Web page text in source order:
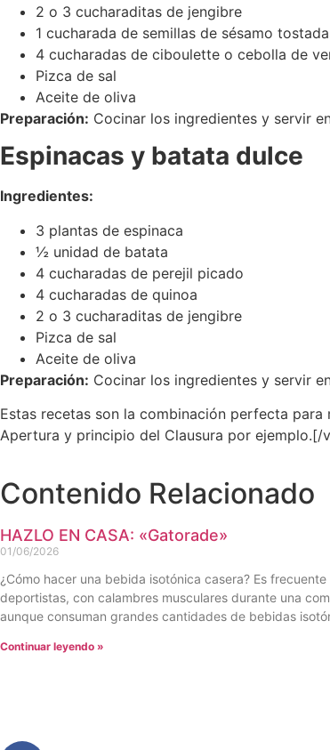
2 o 3 cucharaditas de jengibre
1 cucharada de semillas de sésamo
4 cucharadas de ciboulette o cebolla de
Pizca de sal
Aceite de oliva
Preparación: Cocinar los ingredientes y servir
Espinacas y batata dulce
Ingredientes:
3 plantas de espinaca
½ unidad de batata
4 cucharadas de perejil picado
4 cucharadas de quinoa
2 o 3 cucharaditas de jengibre
Pizca de sal
Aceite de oliva
Preparación: Cocinar los ingredientes y servir
Estas recetas son la combinación perfecta
Apertura y principio del Clausura por
Contenido Relacionado
HAZLO EN CASA: «Gatorade»
01/06/2026
¿Cómo hacer una bebida isotónica casera? Es frecuente
deportistas, con calambres musculares durante una
aunque consuman grandes cantidades de bebidas
Continuar leyendo »